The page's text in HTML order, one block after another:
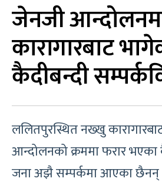
जेनजी
कारागारबाट
कैदीबन्दी
ललितपुरस्थित नख्खु
आन्दोलनको क्रममा फरार भएका
जना अझै सम्पर्कमा आएका छैनन्